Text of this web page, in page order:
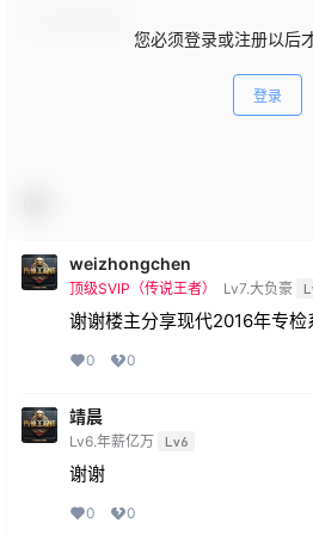
您必须登录或注册以后
登录
weizhongchen
顶级SVIP（传说王者） Lv7.大负豪
谢谢楼主分享现代2016年专检
0 0
靖晨
Lv6.年薪亿万 Lv6
谢谢
0 0